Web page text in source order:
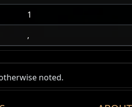
1
,
Ingredientnoted.